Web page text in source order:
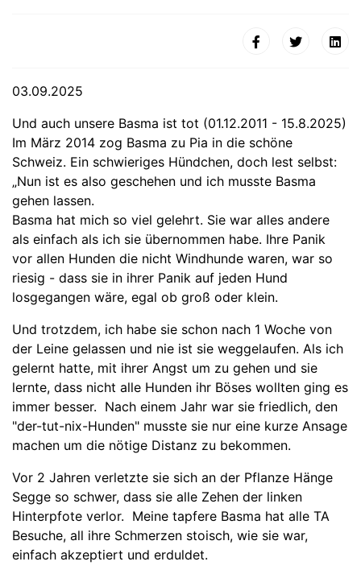
03.09.2025
Und auch unsere Basma ist tot (01.12.2011 - 15.8.2025)
Im März 2014 zog Basma zu Pia in die schöne
Schweiz. Ein schwieriges Hündchen, doch lest selbst:
„Nun ist es also geschehen und ich musste Basma
gehen lassen.
Basma hat mich so viel gelehrt. Sie war alles andere
als einfach als ich sie übernommen habe. Ihre Panik
vor allen Hunden die nicht Windhunde waren, war so
riesig - dass sie in ihrer Panik auf jeden Hund
losgegangen wäre, egal ob groß oder klein.
Und trotzdem, ich habe sie schon nach 1 Woche von
der Leine gelassen und nie ist sie weggelaufen. Als ich
gelernt hatte, mit ihrer Angst um zu gehen und sie
lernte, dass nicht alle Hunden ihr Böses wollten ging es
immer besser. Nach einem Jahr war sie friedlich, den
"der-tut-nix-Hunden" musste sie nur eine kurze Ansage
machen um die nötige Distanz zu bekommen.
Vor 2 Jahren verletzte sie sich an der Pflanze Hänge
Segge so schwer, dass sie alle Zehen der linken
Hinterpfote verlor. Meine tapfere Basma hat alle TA
Besuche, all ihre Schmerzen stoisch, wie sie war,
einfach akzeptiert und erduldet.